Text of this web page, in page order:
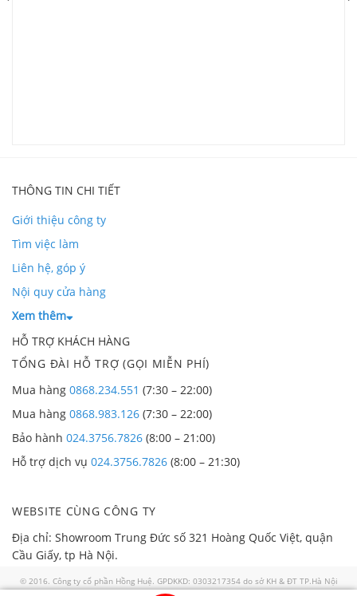
đỏ đậm
THÔNG TIN CHI TIẾT
Giới thiệu công ty
Tìm việc làm
Liên hệ, góp ý
Nội quy cửa hàng
Xem thêm
HỖ TRỢ KHÁCH HÀNG
TỔNG ĐÀI HỖ TRỢ (GỌI MIỄN PHÍ)
Mua hàng 0868.234.551 (7:30 – 22:00)
Mua hàng 0868.983.126 (7:30 – 22:00)
Bảo hành 024.3756.7826 (8:00 – 21:00)
Hỗ trợ dịch vụ 024.3756.7826 (8:00 – 21:30)
WEBSITE CÙNG CÔNG TY
Địa chỉ: Showroom Trung Đức số 321 Hoàng Quốc Việt, quận
Cầu Giấy, tp Hà Nội.
© 2016. Công ty cổ phần Hồng Huệ. GPDKKD: 0303217354 do sở KH & ĐT TP.Hà Nội